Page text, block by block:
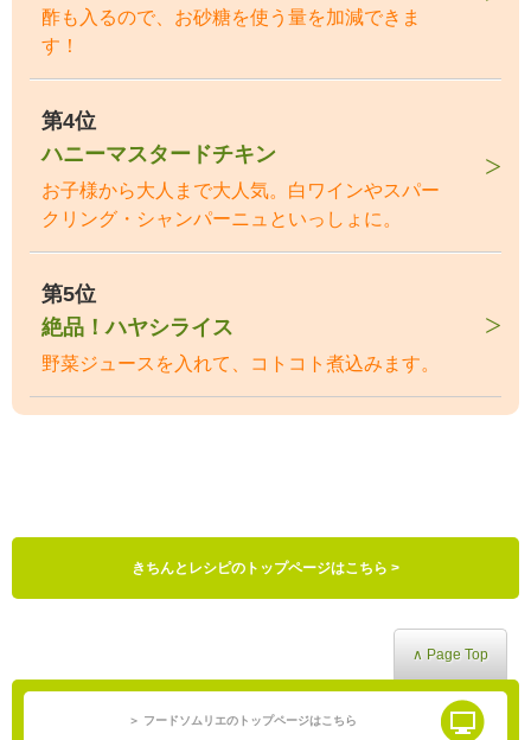
酢も入るので、お砂糖を使う量を加減できま
す！
第4位
ハニーマスタードチキン
お子様から大人まで大人気。白ワインやスパー
クリング・シャンパーニュといっしょに。
第5位
絶品！ハヤシライス
野菜ジュースを入れて、コトコト煮込みます。
きちんとレシピのトップページはこちら >
∧ Page Top
＞ フードソムリエのトップページはこちら